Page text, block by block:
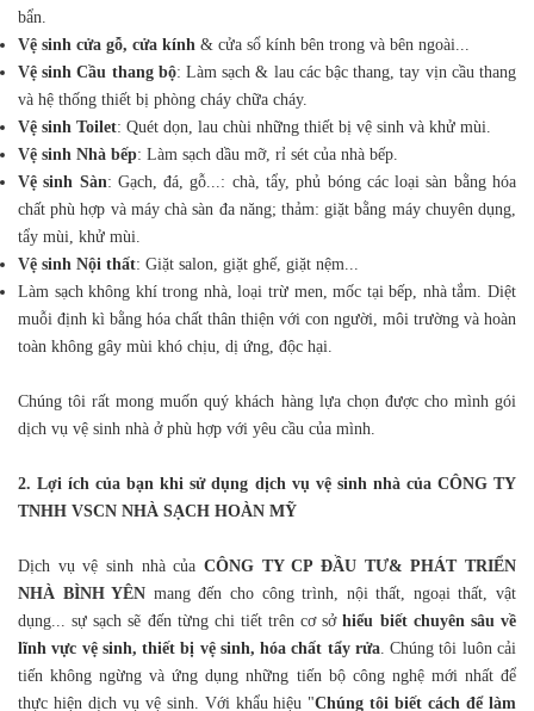
bẩn.
Vệ sinh cửa gỗ, cửa kính & cửa sổ kính bên trong và bên ngoài...
Vệ sinh Cầu thang bộ: Làm sạch & lau các bậc thang, tay vịn cầu thang
và hệ thống thiết bị phòng cháy chữa cháy.
Vệ sinh Toilet: Quét dọn, lau chùi những thiết bị vệ sinh và khử mùi.
Vệ sinh Nhà bếp: Làm sạch dầu mỡ, rỉ sét của nhà bếp.
Vệ sinh Sàn: Gạch, đá, gỗ...: chà, tẩy, phủ bóng các loại sàn bằng hóa
chất phù hợp và máy chà sàn đa năng; thảm: giặt bằng máy chuyên dụng,
tẩy mùi, khử mùi.
Vệ sinh Nội thất: Giặt salon, giặt ghế, giặt nệm...
Làm sạch không khí trong nhà, loại trừ men, mốc tại bếp, nhà tắm. Diệt
muỗi định kì bằng hóa chất thân thiện với con người, môi trường và hoàn
toàn không gây mùi khó chịu, dị ứng, độc hại.
Chúng tôi rất mong muốn quý khách hàng lựa chọn được cho mình gói
dịch vụ vệ sinh nhà ở phù hợp với yêu cầu của mình.
2. Lợi ích của bạn khi sử dụng dịch vụ vệ sinh nhà của CÔNG TY
TNHH VSCN NHÀ SẠCH HOÀN MỸ
Dịch vụ vệ sinh nhà của CÔNG TY CP ĐẦU TƯ& PHÁT TRIỂN
NHÀ BÌNH YÊN mang đến cho công trình, nội thất, ngoại thất, vật
dụng... sự sạch sẽ đến từng chi tiết trên cơ sởhiểu biết chuyên sâu về
lĩnh vực vệ sinh, thiết bị vệ sinh, hóa chất tẩy rửa. Chúng tôi luôn cải
tiến không ngừng và ứng dụng những tiến bộ công nghệ mới nhất để
thực hiện dịch vụ vệ sinh. Với khẩu hiệu "Chúng tôi biết cách để làm